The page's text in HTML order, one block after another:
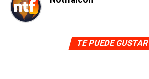
TE PUEDE GUSTAR